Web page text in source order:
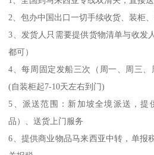
2、包办中国出口一切手续收货、装柜
3、发货人只需要提供货物清单与收发
都可）
4、每周固定发船三次（周一、周三
(自装柜起7-10天左右到门)
5、派送范围：新加坡全境派送，提
品）、送货上门服务
6、提供商业物品马来西亚中转，单报